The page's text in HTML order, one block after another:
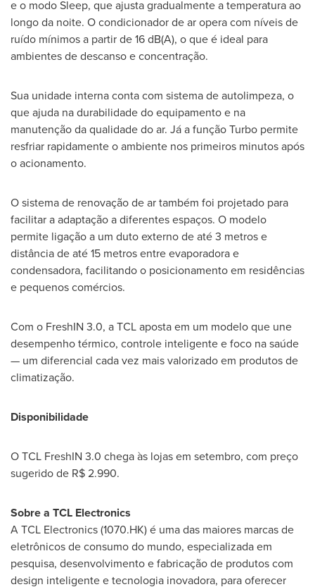
e o modo Sleep, que ajusta gradualmente a temperatura ao
longo da noite. O condicionador de ar opera com níveis de
ruído mínimos a partir de 16 dB(A), o que é ideal para
ambientes de descanso e concentração.
Sua unidade interna conta com sistema de autolimpeza, o
que ajuda na durabilidade do equipamento e na
manutenção da qualidade do ar. Já a função Turbo permite
resfriar rapidamente o ambiente nos primeiros minutos após
o acionamento.
O sistema de renovação de ar também foi projetado para
facilitar a adaptação a diferentes espaços. O modelo
permite ligação a um duto externo de até 3 metros e
distância de até 15 metros entre evaporadora e
condensadora, facilitando o posicionamento em residências
e pequenos comércios.
Com o FreshIN 3.0, a TCL aposta em um modelo que une
desempenho térmico, controle inteligente e foco na saúde
— um diferencial cada vez mais valorizado em produtos de
climatização.
Disponibilidade
O TCL FreshIN 3.0 chega às lojas em setembro, com preço
sugerido de R$ 2.990.
Sobre a TCL Electronics
A TCL Electronics (1070.HK) é uma das maiores marcas de
eletrônicos de consumo do mundo, especializada em
pesquisa, desenvolvimento e fabricação de produtos com
design inteligente e tecnologia inovadora, para oferecer